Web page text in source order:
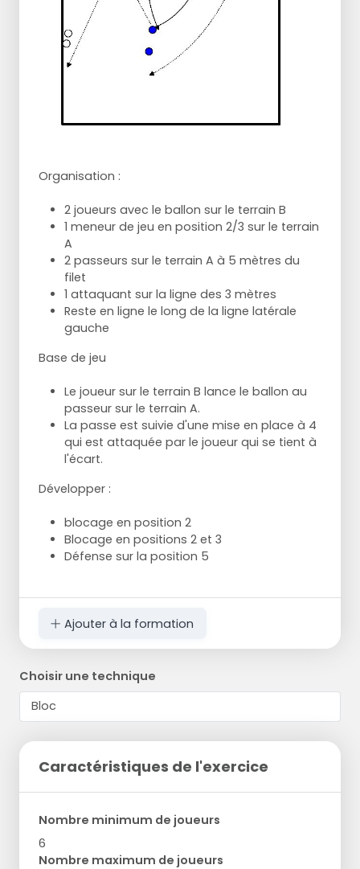
Organisation :
2 joueurs avec le ballon sur le terrain B
1 meneur de jeu en position 2/3 sur le terrain
A
2 passeurs sur le terrain A à 5 mètres du
filet
1 attaquant sur la ligne des 3 mètres
Reste en ligne le long de la ligne latérale
gauche
Base de jeu
Le joueur sur le terrain B lance le ballon au
passeur sur le terrain A.
La passe est suivie d'une mise en place à 4
qui est attaquée par le joueur qui se tient à
l'écart.
Développer :
blocage en position 2
Blocage en positions 2 et 3
Défense sur la position 5
Ajouter à la formation
Choisir une technique
Caractéristiques de l'exercice
Nombre minimum de joueurs
6
Nombre maximum de joueurs